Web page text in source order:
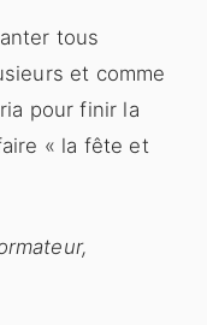
tous
et comme
pour finir la
« la fête et